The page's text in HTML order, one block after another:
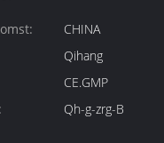
CHINA
Qihang
CE.GMP
Qh-g-zrg-B